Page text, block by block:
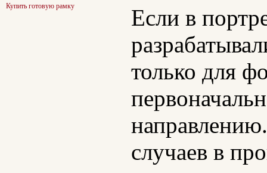
Купить готовую рамку
Если в
только для
случаев в